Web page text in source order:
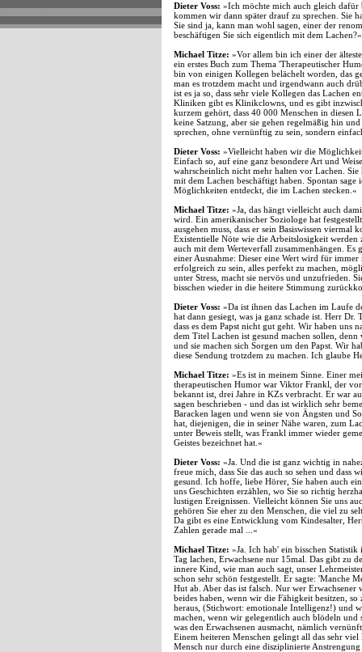
Dieter Voss: »Ich möchte mich auch gleich dafür
kommen wir dann später drauf zu sprechen. Sie
Sie sind ja, kann man wohl sagen, einer der
beschäftigen Sie sich eigentlich mit dem Lachen?«
Michael Titze: »Vor allem bin ich einer der
ein erstes Buch zum Thema 'Therapeutischer
bin von einigen Kollegen belächelt worden, das
man es trotzdem macht und irgendwann auch
ist es ja so, dass sehr viele Kollegen das Lachen
Kliniken gibt es Klinikclowns, und es gibt
kurzem gehört, dass 40 000 Menschen in diesen
keine Satzung, aber sie gehen regelmäßig hin
sprechen, ohne vernünftig zu sein, sondern
Dieter Voss: »Vielleicht haben wir die
Einfach so, auf eine ganz besondere Art und
wahrscheinlich nicht mehr halten vor Lachen. Sie
mit dem Lachen beschäftigt haben. Spontan
Möglichkeiten entdeckt, die im Lachen stecken.«
Michael Titze: »Ja, das hängt vielleicht auch
wird. Ein amerikanischer Soziologe hat
ausgehen muss, dass er sein Basiswissen
Existentielle Nöte wie die Arbeitslosigkeit
auch mit dem Werteverfall zusammenhängen.
einer Ausnahme: Dieser eine Wert wird für
erfolgreich zu sein, alles perfekt zu machen,
unter Stress, macht sie nervös und unzufrieden.
bisschen wieder in die heitere Stimmung
Dieter Voss: »Da ist ihnen das Lachen im Laufe
hat dann gesiegt, was ja ganz schade ist. Herr
dass es dem Papst nicht gut geht. Wir haben uns
dem Titel Lachen ist gesund machen sollen,
und sie machen sich Sorgen um den Papst. Wir
diese Sendung trotzdem zu machen. Ich glaube
Michael Titze: »Es ist in meinem Sinne. Einer
therapeutischen Humor war Viktor Frankl, der
bekannt ist, drei Jahre in KZs verbracht. Er war
sagen beschrieben - und das ist wirklich sehr
Baracken lagen und wenn sie von Ängsten und
hat, diejenigen, die in seiner Nähe waren, zum
unter Beweis stellt, was Frankl immer wieder
Geistes bezeichnet hat.«
Dieter Voss: »Ja. Und die ist ganz wichtig in
freue mich, dass Sie das auch so sehen und dass
gesund. Ich hoffe, liebe Hörer, Sie haben auch
uns Geschichten erzählen, wo Sie so richtig
lustigen Ereignissen. Vielleicht können Sie uns
gehören Sie eher zu den Menschen, die viel zu
Da gibt es eine Entwicklung vom Kindesalter,
Zahlen gerade mal ...«
Michael Titze: »Ja. Ich hab' ein bisschen
Tag lachen, Erwachsene nur 15mal. Das gibt zu
innere Kind, wie man auch sagt, unser
schon sehr schön festgestellt. Er sagte: 'Manche
Hut ab. Aber das ist falsch. Nur wer
beides haben, wenn wir die Fähigkeit besitzen,
heraus, (Stichwort: emotionale Intelligenz!) und
machen, wenn wir gelegentlich auch blödeln und
was den Erwachsenen ausmacht, nämlich
Einem heiteren Menschen gelingt all das sehr
Mensch nur durch eine disziplinierte